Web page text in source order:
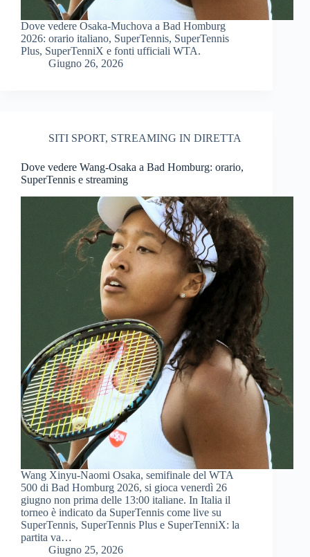
Dove vedere Osaka-Muchova a Bad Homburg
2026: orario italiano, SuperTennis, SuperTennis
Plus, SuperTenniX e fonti ufficiali WTA.
Giugno 26, 2026
SITI SPORT, STREAMING IN DIRETTA
Dove vedere Wang-Osaka a Bad Homburg: orario,
SuperTennis e streaming
Wang Xinyu-Naomi Osaka, semifinale del WTA
500 di Bad Homburg 2026, si gioca venerdì 26
giugno non prima delle 13:00 italiane. In Italia il
torneo è indicato da SuperTennis come live su
SuperTennis, SuperTennis Plus e SuperTenniX: la
partita va…
Giugno 25, 2026